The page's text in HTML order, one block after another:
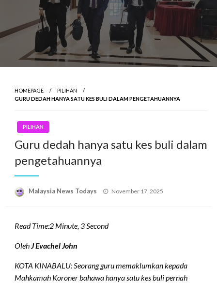
HOMEPAGE
PILIHAN
GURU DEDAH HANYA SATU KES BULI DALAM PENGETAHUANNYA
PILIHAN
Guru dedah hanya satu kes buli dalam
pengetahuannya
Malaysia News Todays
Posted
November 17, 2025
Read Time:2 Minute, 3 Second
OlehJ Evachel John
KOTA KINABALU: Seorang guru memaklumkan kepada
Mahkamah Koroner bahawa hanya satu kes buli pernah